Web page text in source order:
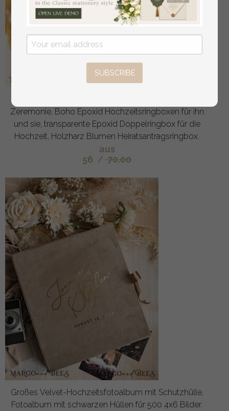
Zeremonie, Boho Epoxid Hochzeitsringboxen für ihn
und sie, transparente Epoxid Doppelringbox für die
Hochzeit, Holzharz Blumen Heiratsantragsringbox.
aus
56 / 70.00
Großes Velvet-Hochzeitsfotoalbum mit Schutzhülle,
Fotoalbum mit schwarzen Hüllen für 500 4x6 Bilder.
SUBSCRIBE